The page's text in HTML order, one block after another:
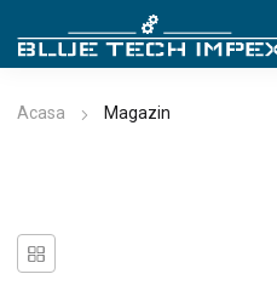
Acasa Magazin